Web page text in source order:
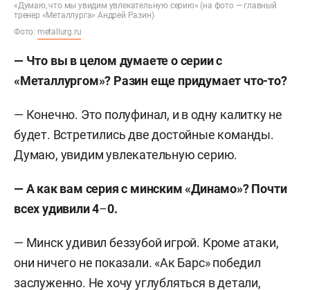
«Думаю, что мы увидим увлекательную серию» (на фото — главный
тренер «Металлурга» Андрей Разин)
Фото: metallurg.ru
— Что вы в целом думаете о серии с
«Металлургом»? Разин еще придумает что-то?
— Конечно. Это полуфинал, и в одну калитку не
будет. Встретились две достойные команды.
Думаю, увидим увлекательную серию.
— А как вам серия с минским «Динамо»? Почти
всех удивили 4–0.
— Минск удивил беззубой игрой. Кроме атаки,
они ничего не показали. «Ак Барс» победил
заслуженно. Не хочу углубляться в детали,